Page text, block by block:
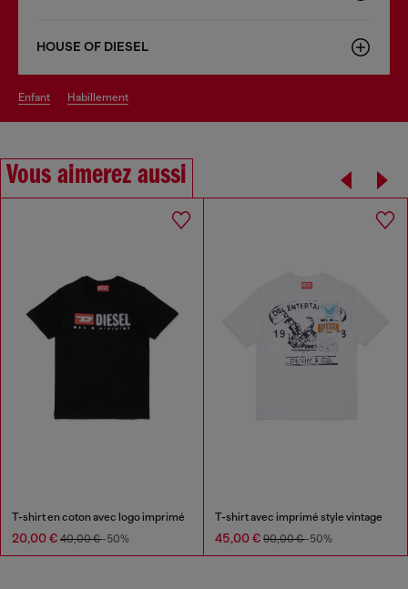
HOUSE OF DIESEL
enfant habillement
Vous aimerez aussi
T-shirt en coton avec logo imprimé
20,00 € 40,00 €-50%
T-shirt avec imprimé style vintage
45,00 € 90,00 €-50%